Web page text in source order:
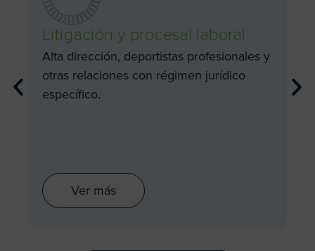
Litigación y procesal laboral
Alta dirección, deportistas profesionales y
otras relaciones con régimen jurídico
específico.
Ver más